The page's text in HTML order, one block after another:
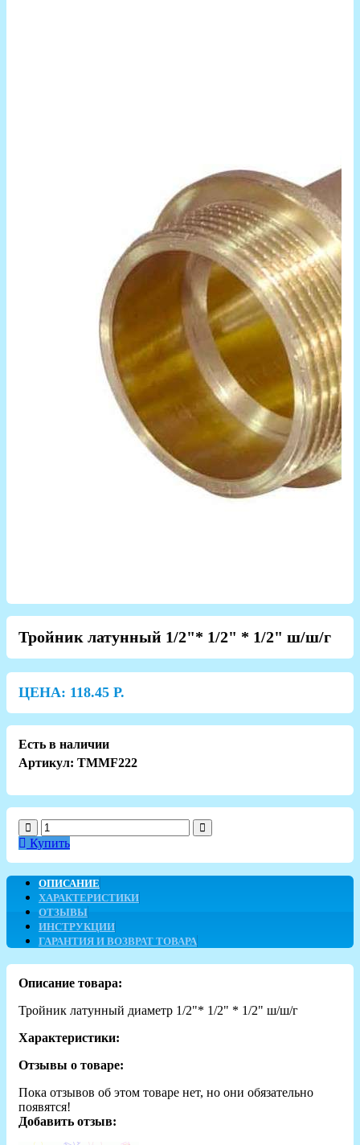
Тройник латунный 1/2"* 1/2" * 1/2" ш/ш/г
ЦЕНА: 118.45 Р.
Есть в наличии
Артикул: TMMF222
Купить
ОПИСАНИЕ
ХАРАКТЕРИСТИКИ
ОТЗЫВЫ
ИНСТРУКЦИИ
ГАРАНТИЯ И ВОЗВРАТ ТОВАРА
Описание товара:
Тройник латунный диаметр 1/2"* 1/2" * 1/2" ш/ш/г
Характеристики:
Отзывы о товаре:
Пока отзывов об этом товаре нет, но они обязательно
появятся!
Добавить отзыв: